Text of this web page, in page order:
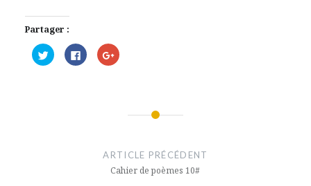
Partager :
Cliquez
pour
partager
Cliquez
pour
partager
Cliquez
pour
nouvelle
ARTICLE PRÉCÉDENT
Cahier de poèmes 10#